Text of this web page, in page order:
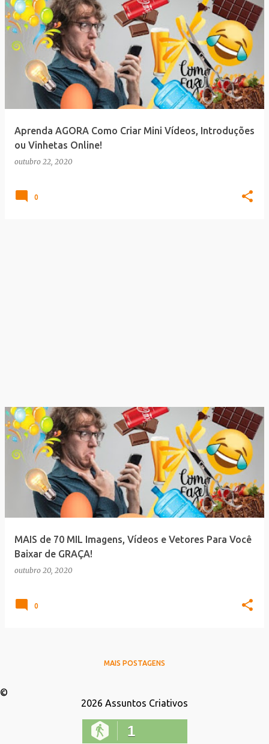
Aprenda AGORA Como Criar Mini Vídeos, Introduções
ou Vinhetas Online!
outubro 22, 2020
0
MAIS de 70 MIL Imagens, Vídeos e Vetores Para Você
Baixar de GRAÇA!
outubro 20, 2020
0
MAIS POSTAGENS
©
2026 Assuntos Criativos
1